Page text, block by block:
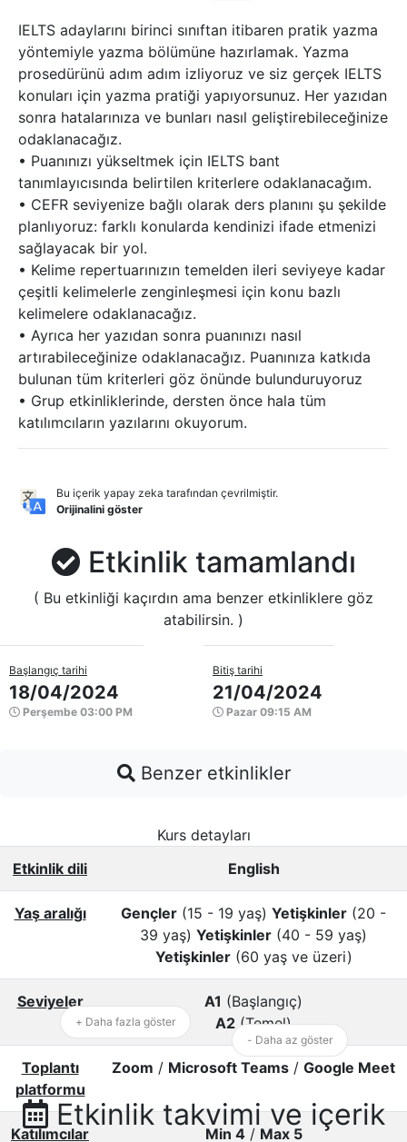
IELTS adaylarını birinci sınıftan itibaren pratik yazma
yöntemiyle yazma bölümüne hazırlamak. Yazma
prosedürünü adım adım izliyoruz ve siz gerçek IELTS
konuları için yazma pratiği yapıyorsunuz. Her yazıdan
sonra hatalarınıza ve bunları nasıl geliştirebileceğinize
odaklanacağız.
• Puanınızı yükseltmek için IELTS bant
tanımlayıcısında belirtilen kriterlere odaklanacağım.
• CEFR seviyenize bağlı olarak ders planını şu şekilde
planlıyoruz: farklı konularda kendinizi ifade etmenizi
sağlayacak bir yol.
• Kelime repertuarınızın temelden ileri seviyeye kadar
çeşitli kelimelerle zenginleşmesi için konu bazlı
kelimelere odaklanacağız.
• Ayrıca her yazıdan sonra puanınızı nasıl
artırabileceğinize odaklanacağız. Puanınıza katkıda
bulunan tüm kriterleri göz önünde bulunduruyoruz
• Grup etkinliklerinde, dersten önce hala tüm
katılımcıların yazılarını okuyorum.
Bu içerik yapay zeka tarafından çevrilmiştir.
Orijinalini göster
Etkinlik tamamlandı
( Bu etkinliği kaçırdın ama benzer etkinliklere göz
atabilirsin. )
Başlangıç tarihi
18/04/2024
Perşembe 03:00 PM
Bitiş tarihi
21/04/2024
Pazar 09:15 AM
Benzer etkinlikler
Kurs detayları
Etkinlik dili
English
Yaş aralığı Gençler (15 - 19 yaş) Yetişkinler (20 -
39 yaş) Yetişkinler (40 - 59 yaş)
Yetişkinler(60 yaş ve üzeri)
Seviyeler A1 (Başlangıç)
A2 (Temel)
Toplantı
platformu
Zoom / Microsoft Teams / Google Meet
Katılımcılar Min 4/ Max 5
+ Daha fazla göster
- Daha az göster
Etkinlik takvimi ve içerik